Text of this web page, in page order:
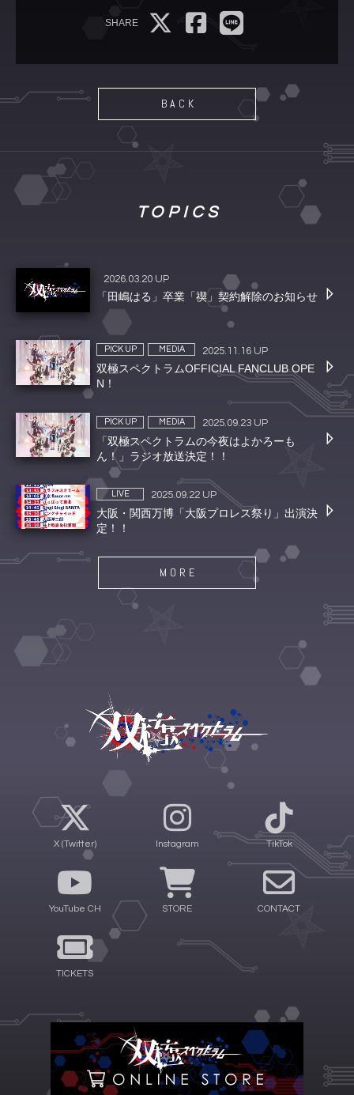
SHARE
BACK
TOPICS
2026.03.20 UP
「田嶋はる」卒業「禊」契約解除のお知らせ
PICK UP MEDIA 2025.11.16 UP
双極スペクトラムOFFICIAL FANCLUB OPE
N！
PICK UP MEDIA 2025.09.23 UP
「双極スペクトラムの今夜はよかろーも
ん！」ラジオ放送決定！！
LIVE 2025.09.22 UP
大阪・関西万博「大阪プロレス祭り」出演決
定！！
MORE
X (Twitter) Instagram TikTok
YouTube CH STORE CONTACT
TICKETS